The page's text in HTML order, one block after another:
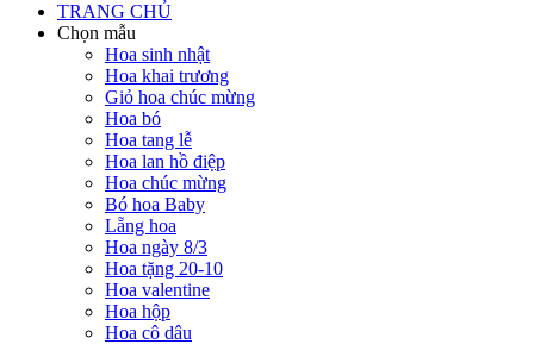
TRANG CHỦ
Chọn mẫu
Hoa sinh nhật
Hoa khai trương
Giỏ hoa chúc mừng
Hoa bó
Hoa tang lễ
Hoa lan hồ điệp
Hoa chúc mừng
Bó hoa Baby
Lẵng hoa
Hoa ngày 8/3
Hoa tặng 20-10
Hoa valentine
Hoa hộp
Hoa cô dâu